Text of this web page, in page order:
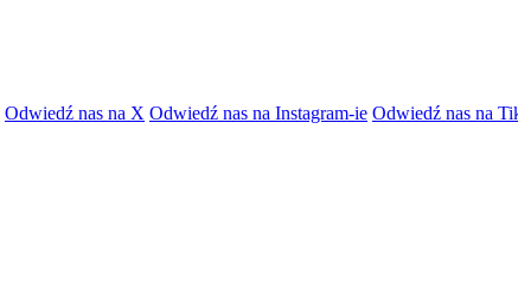
Odwiedź nas na X Odwiedź nas na Instagram-ie Odwiedź nas na